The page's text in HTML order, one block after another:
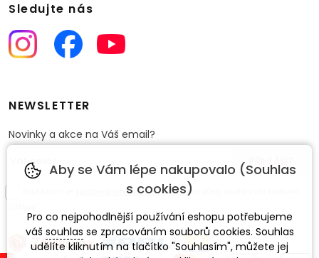
Sledujte nás
NEWSLETTER
Novinky a akce na Váš email?
zpracováním osobních údajůpro účely zasílání obchodního
Aby se Vám lépe nakupovalo (Souhlas
s cookies)
Pro co nejpohodlnější používání eshopu potřebujeme
váš souhlas se zpracováním souborů cookies. Souhlas
udělíte kliknutím na tlačítko "Souhlasím", můžete jej